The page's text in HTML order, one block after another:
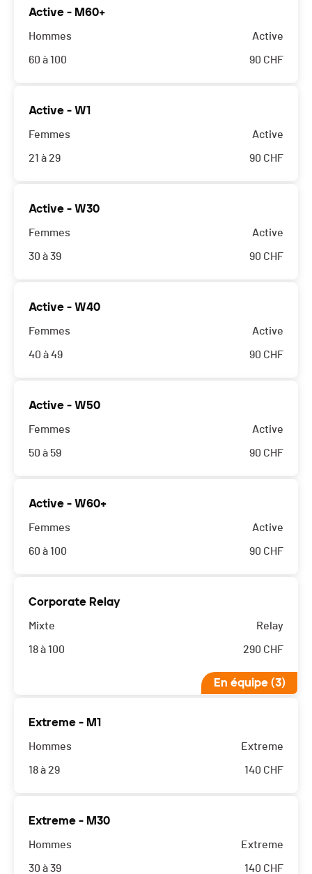
Active - M60+
Hommes
60 à 100
Active
90 CHF
Active - W1
Femmes
21 à 29
Active
90 CHF
Active - W30
Femmes
30 à 39
Active
90 CHF
Active - W40
Femmes
40 à 49
Active
90 CHF
Active - W50
Femmes
50 à 59
Active
90 CHF
Active - W60+
Femmes
60 à 100
Active
90 CHF
Corporate Relay
Mixte
18 à 100
Relay
290 CHF
En équipe (3)
Extreme - M1
Hommes
18 à 29
Extreme
140 CHF
Extreme - M30
Hommes
30 à 39
Extreme
140 CHF